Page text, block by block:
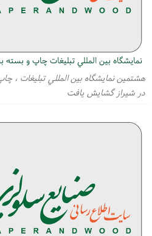
نمايشگاه بين المللي تبليغات چاپ و بسته
هشتمين نمايشگاه بين المللي تبليغات ،
در شيراز گشايش يافت